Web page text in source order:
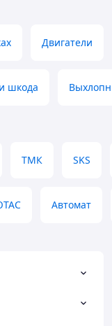
Двигатели
шкода
ТМК SKS
Автомат